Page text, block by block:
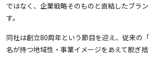
ではなく、企業戦略そのものと直結したブラ
す。
同社は創立80周年という節目を迎え、従来の
名が持つ地域性・事業イメージをあえて脱ぎ